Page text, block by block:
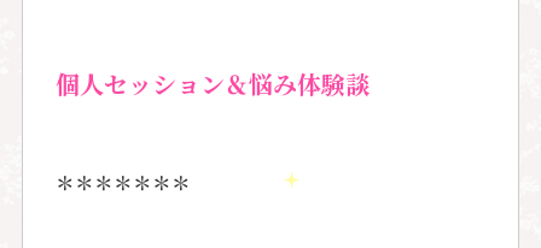
個人セッション＆悩み体験談
＊＊＊＊＊＊＊